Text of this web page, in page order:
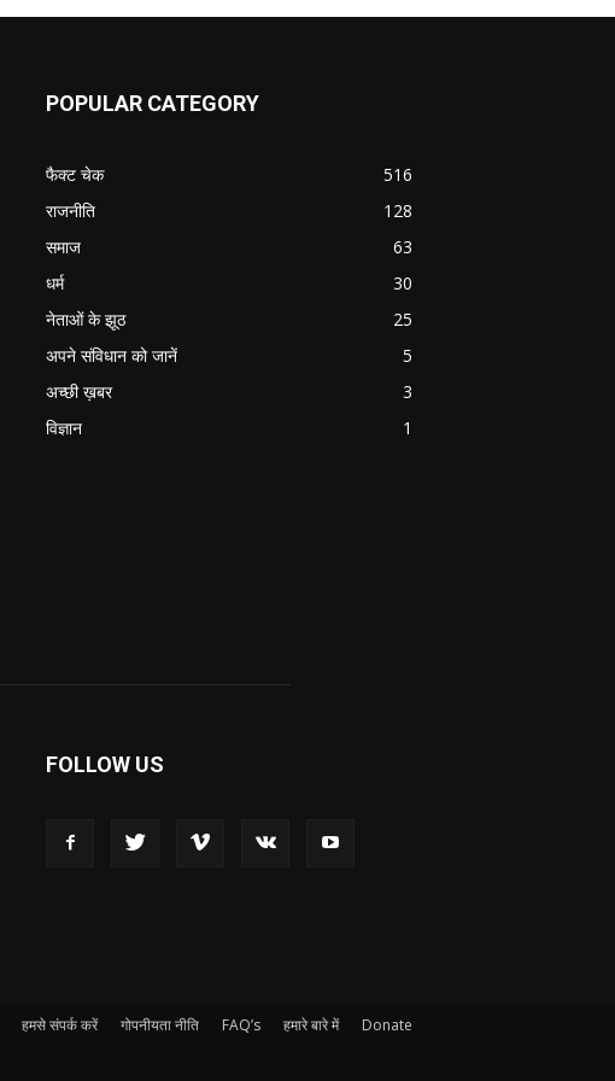
POPULAR CATEGORY
फैक्ट चेक
516
राजनीति
128
समाज
63
धर्म
30
नेताओं के झूठ
25
अपने संविधान को जानें
5
अच्छी ख़बर
3
विज्ञान
1
FOLLOW US
हमसे संपर्क करें गोपनीयता नीति FAQ’s हमारे बारे में Donate